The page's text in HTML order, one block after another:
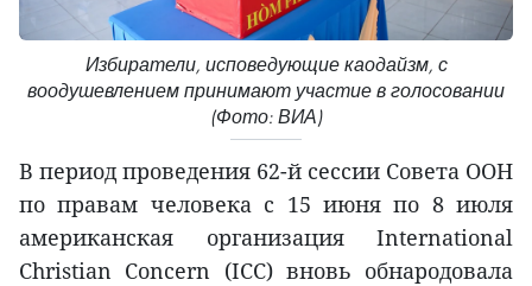
Избиратели, исповедующие каодайзм, с
воодушевлением принимают участие в голосовании
(Фото: ВИА)
В период проведения 62-й сессии Совета ООН
по правам человека с 15 июня по 8 июля
американская организация International
Christian Concern (ICC) вновь обнародовала